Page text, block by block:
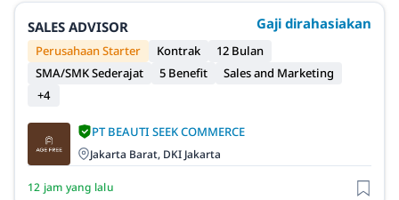
SALES ADVISOR Gaji dirahasiakan
Perusahaan Starter Kontrak
12 Bulan
SMA/SMK Sederajat
5 Benefit
Sales and Marketing
+4
PT BEAUTI SEEK COMMERCE
Jakarta Barat, DKI Jakarta
12 jam yang lalu